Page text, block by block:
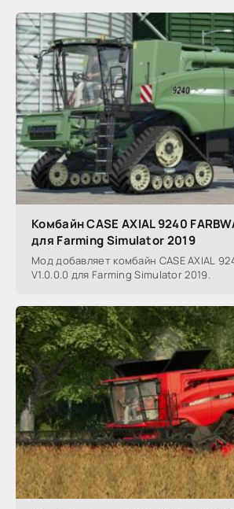
Комбайн CASE AXIAL 9240
для Farming Simulator 2019
Мод добавляет комбайн CASE AXIAL
V1.0.0.0 для Farming Simulator 2019.